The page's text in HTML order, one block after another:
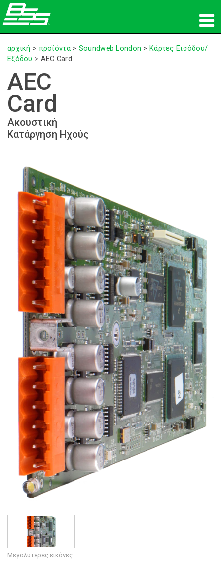
προϊόντα
πού να αγοράσετε
εκπαίδευση
Η ιστορία μας
Γλώσσα/Περιοχή
αρχική > προϊόντα> Soundweb London > Κάρτες Εισόδου/
Εξόδου > AEC Card
AEC
Card
Ακουστική
Κατάργηση Ηχούς
Μεγαλύτερες εικόνες